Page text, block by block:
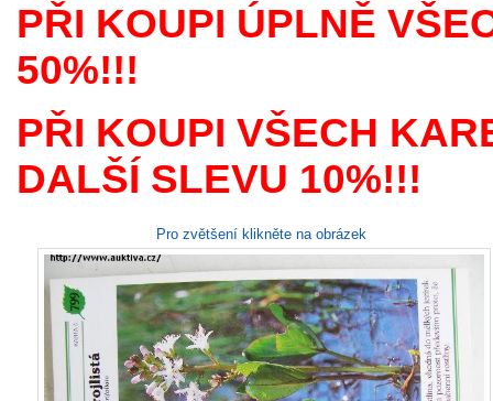
PŘI KOUPI ÚPLNĚ
50%!!!
PŘI KOUPI VŠECH
DALŠÍ SLEVU 10%!!!
Pro zvětšení klikněte na obrázek